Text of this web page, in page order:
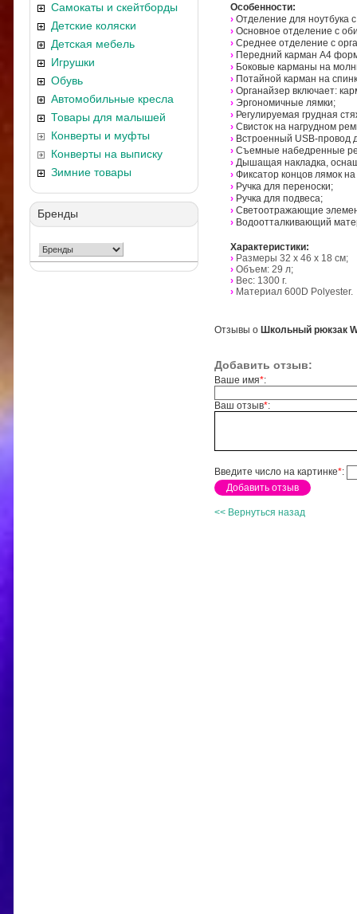
Самокаты и скейтборды
Детские коляски
Детская мебель
Игрушки
Обувь
Автомобильные кресла
Товары для малышей
Конверты и муфты
Конверты на выписку
Зимние товары
Бренды
Особенности:
› Отделение для ноутбука
› Основное отделение с
› Среднее отделение с
› Передний карман А4
› Боковые карманы на
› Потайной карман на
› Органайзер включает:
› Эргономичные лямки;
› Регулируемая грудная
› Свисток на нагрудном
› Встроенный USB-провод
› Съемные набедренные
› Дышащая накладка,
› Фиксатор концов лямок на
› Ручка для переноски;
› Ручка для подвеса;
› Светоотражающие
› Водоотталкивающий
Характеристики:
› Размеры 32 x 46 x 18 см;
› Объем: 29 л;
› Вес: 1300 г.
› Материал 600D Polyester.
Отзывы о Школьный рюкзак
Добавить отзыв:
Ваше имя*:
Ваш отзыв*:
Введите число на картинке*:
<< Вернуться назад